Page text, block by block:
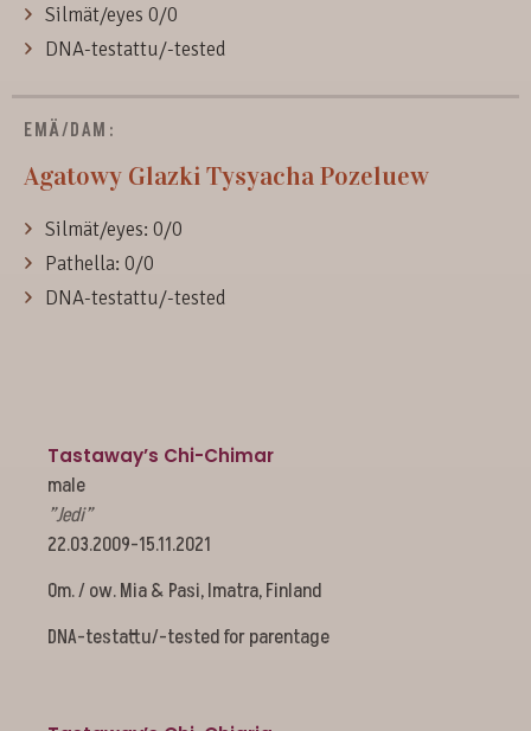
Silmät/eyes 0/0
DNA-testattu/-tested
EMÄ/DAM:
Agatowy Glazki Tysyacha Pozeluew
Silmät/eyes: 0/0
Pathella: 0/0
DNA-testattu/-tested
Tastaway’s Chi-Chimar
male
”Jedi”
22.03.2009-15.11.2021
Om. / ow. Mia & Pasi, Imatra, Finland
DNA-testattu/-tested for parentage